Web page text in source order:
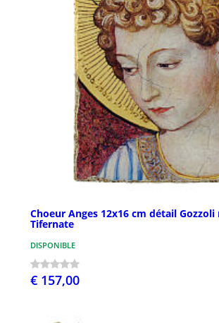
Choeur Anges 12x16 cm détail
Tifernate
DISPONIBLE
€ 157,00